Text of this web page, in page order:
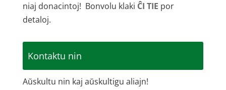
niaj donacintoj! Bonvolu klaki ĈI TIE por
detaloj.
Kontaktu nin
Aŭskultu nin kaj aŭskultigu aliajn!